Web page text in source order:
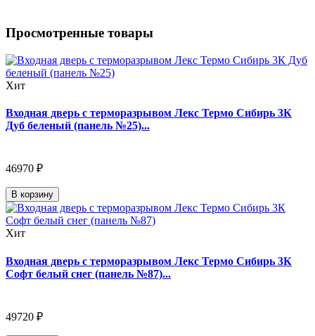
Просмотренные товары
Хит
Входная дверь с терморазрывом Лекс Термо Сибирь 3К
Дуб беленый (панель №25)...
46970 ₽
В корзину
Хит
Входная дверь с терморазрывом Лекс Термо Сибирь 3К
Софт белый снег (панель №87)...
49720 ₽